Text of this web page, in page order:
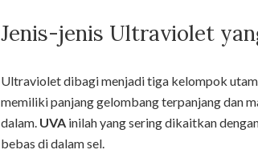
Jenis-jenis Ultraviolet
Ultraviolet dibagi menjadi tiga kelompok
memiliki panjang gelombang terpanjang dan
dalam. UVA inilah yang sering dikaitkan
bebas di dalam sel.